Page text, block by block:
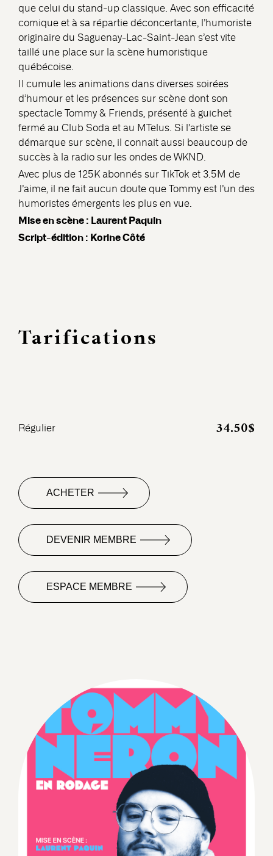
que celui du stand-up classique. Avec son efficacité
comique et à sa répartie déconcertante, l’humoriste
originaire du Saguenay-Lac-Saint-Jean s’est vite
taillé une place sur la scène humoristique
québécoise.
Il cumule les animations dans diverses soirées
d’humour et les présences sur scène dont son
spectacle Tommy & Friends, présenté à guichet
fermé au Club Soda et au MTelus. Si l’artiste se
démarque sur scène, il connait aussi beaucoup de
succès à la radio sur les ondes de WKND.
Avec plus de 125K abonnés sur TikTok et 3.5M de
J’aime, il ne fait aucun doute que Tommy est l’un des
humoristes émergents les plus en vue.
Mise en scène : Laurent Paquin
Script-édition : Korine Côté
Tarifications
Régulier 34.50$
ACHETER
DEVENIR MEMBRE
ESPACE MEMBRE